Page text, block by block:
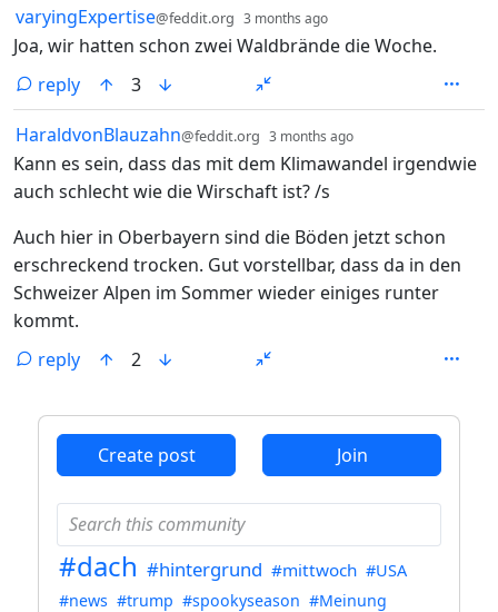
by
varyingExpertise@feddit.org 3 months ago
Joa, wir hatten schon zwei Waldbrände die Woche.
reply
3
by
HaraldvonBlauzahn@feddit.org 3 months ago
Kann es sein, dass das mit dem Klimawandel irgendwie
auch schlecht wie die Wirschaft ist? /s
Auch hier in Oberbayern sind die Böden jetzt schon
erschreckend trocken. Gut vorstellbar, dass da in den
Schweizer Alpen im Sommer wieder einiges runter
kommt.
reply
2
Create post Join
#dach #hintergrund #mittwoch #USA
#news #trump #spookyseason #Meinung